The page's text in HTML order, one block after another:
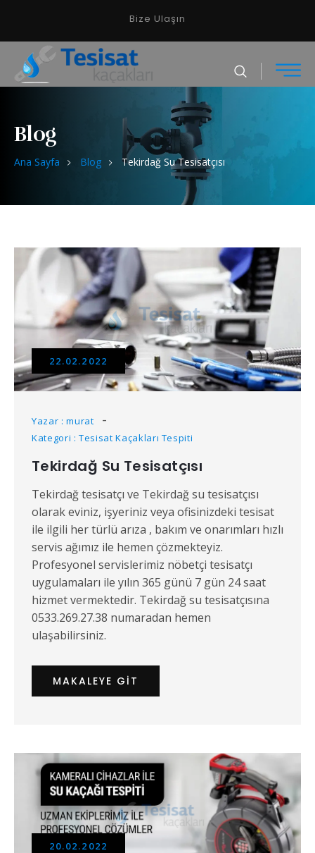
Bize Ulaşın
Blog
Ana Sayfa Blog Tekirdağ Su Tesisatçısı
22.02.2022
Yazar : murat
Kategori : Tesisat Kaçakları Tespiti
Tekirdağ Su Tesisatçısı
Tekirdağ tesisatçı ve Tekirdağ su tesisatçısı
olarak eviniz, işyeriniz veya ofisinizdeki tesisat
ile ilgili her türlü arıza , bakım ve onarımları hızlı
servis ağımız ile hemen çözmekteyiz.
Profesyonel servislerimiz nöbetçi tesisatçı
uygulamaları ile yılın 365 günü 7 gün 24 saat
hizmet vermektedir. Tekirdağ su tesisatçısına
0533.269.27.38 numaradan hemen
ulaşabilirsiniz.
MAKALEYE GIT
20.02.2022